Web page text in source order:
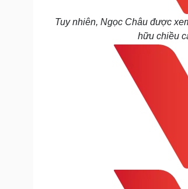
Tuy nhiên, Ngọc Châu được
hữu chiều